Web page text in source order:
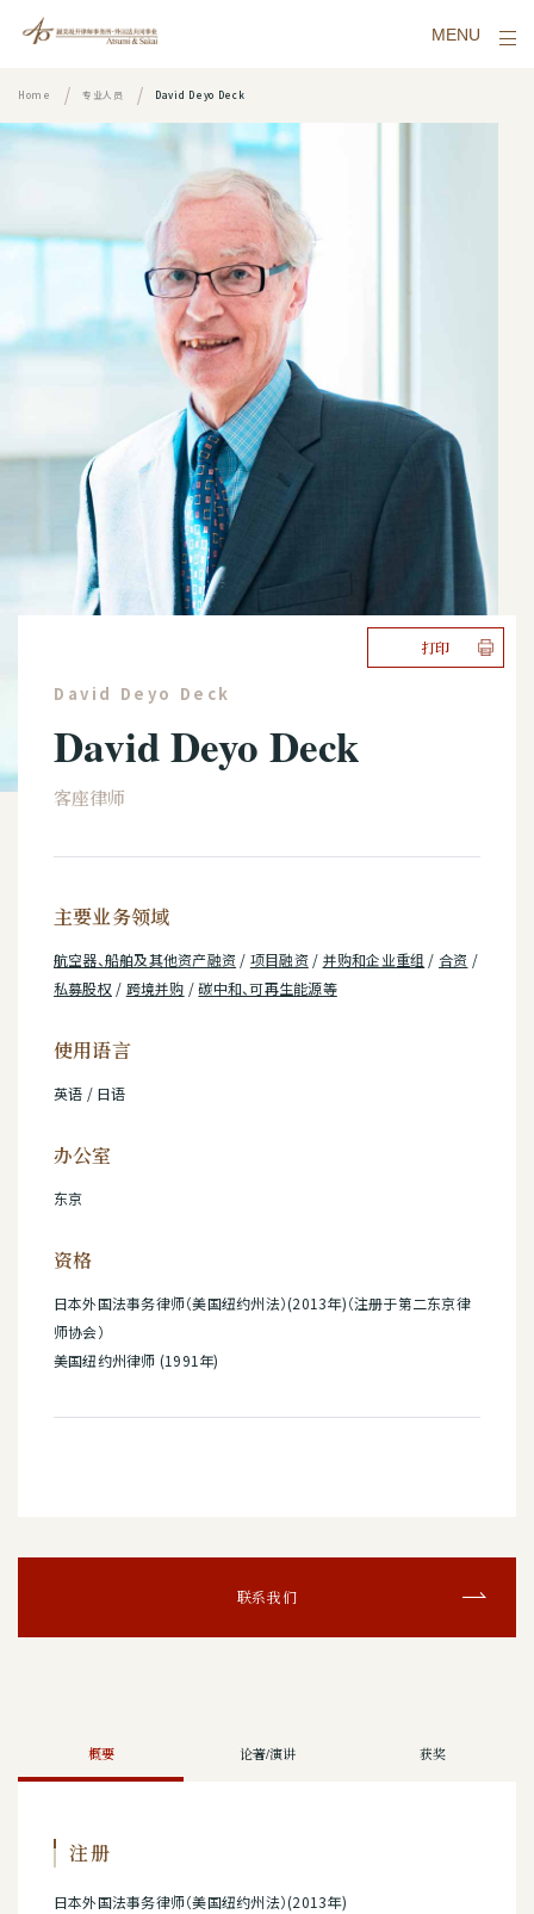
MENU
Home 专业人员 David Deyo Deck
打印
David Deyo Deck
David Deyo Deck
客座律师
主要业务领域
航空器、船舶及其他资产融资 / 项目融资 / 并购和企业重组 / 合资 /
私募股权 / 跨境并购 /碳中和、可再生能源等
使用语言
英语 / 日语
办公室
东京
资格
日本外国法事务律师（美国纽约州法）(2013年)（注册于第二东京律
师协会）
美国纽约州律师 (1991年)
联系我们
概要 论著/演讲 获奖
注册
日本外国法事务律师（美国纽约州法）(2013年)